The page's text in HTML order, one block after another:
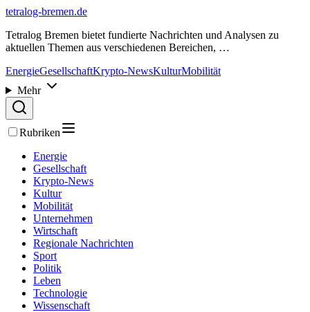
tetralog-bremen.de
Tetralog Bremen bietet fundierte Nachrichten und Analysen zu
aktuellen Themen aus verschiedenen Bereichen, …
EnergieGesellschaftKrypto-NewsKulturMobilität
Mehr
Rubriken
Energie
Gesellschaft
Krypto-News
Kultur
Mobilität
Unternehmen
Wirtschaft
Regionale Nachrichten
Sport
Politik
Leben
Technologie
Wissenschaft